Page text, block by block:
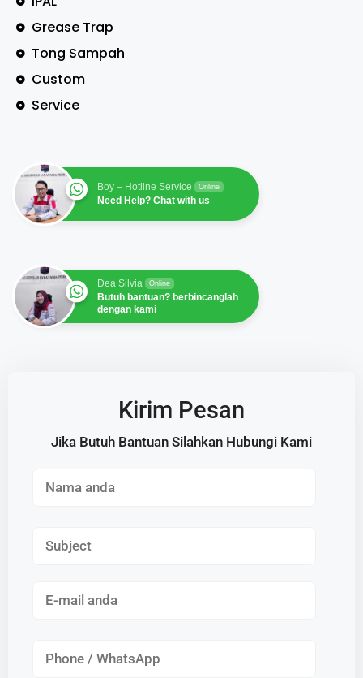
Grease Trap
Tong Sampah
Custom
Service
Boy – Hotline Service Online
Need Help? Chat with us
Dea Silvia Online
Butuh bantuan? berbincanglah
dengan kami
Kirim Pesan
Jika Butuh Bantuan Silahkan Hubungi Kami